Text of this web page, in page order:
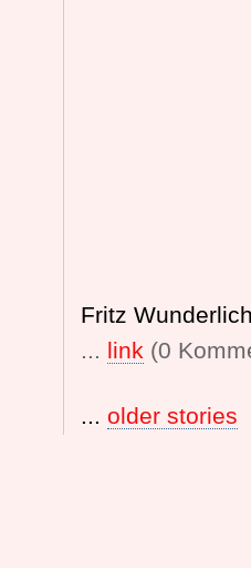
Fritz
... link (0
... older stories